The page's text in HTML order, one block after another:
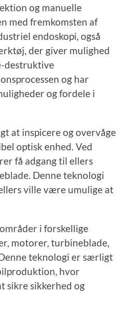
og manuelle
med fremkomsten af
endoskopi, også
der giver mulighed
destruktive
og har
og fordele i
at inspicere og overvåge
optisk enhed. Ved
få adgang til ellers
Denne teknologi
ville være umulige at
i forskellige
motorer, turbineblade,
teknologi er særligt
hvor
sikre sikkerhed og